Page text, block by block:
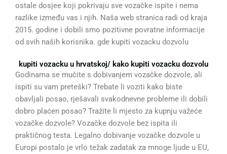
ostale dosjee koji pokrivaju sve vozačke ispite i nema
razlike između vas i njih. Naša web stranica radi od kraja
2015. godine i dobili smo pozitivne povratne informacije
od svih naših korisnika. gde kupiti vozacku dozvolu
kupiti vozacku u hrvatskoj/ kako kupiti vozacku dozvolu
Godinama se mučite s dobivanjem vozačke dozvole, ali
ispiti su vam preteški? Trebate li voziti kako biste
obavljali posao, rješavali svakodnevne probleme ili dobili
dobro plaćen posao? Tražite li mjesto za kupnju važeće
vozačke dozvole? Vozačke dozvole bez ispita ili
praktičnog testa. Legalno dobivanje vozačke dozvole u
Europi postalo je vrlo težak zadatak za mnoge ljude u EU,